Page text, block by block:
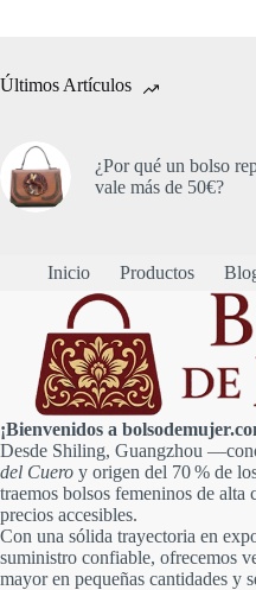
Últimos Artículos
¿Por qué un bolso
vale más de 50€?
Inicio Productos
¡Bienvenidos a
Desde Shiling, Guangzhou
del Cuero y origen del 70 % de
traemos bolsos femeninos de
precios accesibles.
Con una sólida trayectoria en
suministro confiable, ofrecemos
mayor en pequeñas cantidades y